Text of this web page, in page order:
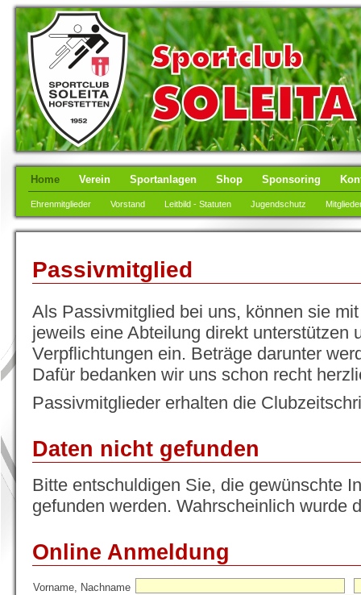
Home Verein Sportanlagen Shop Sponsoring
Ehrenmitglieder Vorstand Leitbild - Statuten Jugendschutz
Passivmitglied
Als Passivmitglied bei uns, können sie
jeweils eine Abteilung direkt unterstützen
Verpflichtungen ein. Beträge darunter
Dafür bedanken wir uns schon recht
Passivmitglieder erhalten die
Daten nicht gefunden
Bitte entschuldigen Sie, die gewünschte
gefunden werden. Wahrscheinlich wurde
Online Anmeldung
Vorname, Nachname